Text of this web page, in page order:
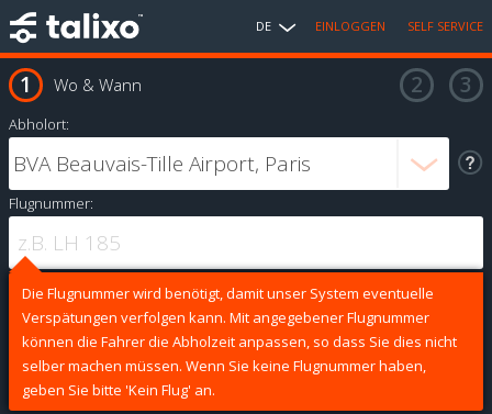
DE EINLOGGEN SELF SERVICE
Wo & Wann
Abholort:
Flugnummer:
Die Flugnummer wird benötigt, damit unser System eventuelle
Verspätungen verfolgen kann. Mit angegebener Flugnummer
können die Fahrer die Abholzeit anpassen, so dass Sie dies nicht
selber machen müssen. Wenn Sie keine Flugnummer haben,
geben Sie bitte 'Kein Flug' an.